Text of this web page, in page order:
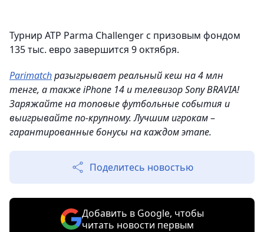
Турнир ATP Parma Challenger c призовым фондом
135 тыс. евро завершится 9 октября.
Parimatchразыгрывает реальный кеш на 4 млн
тенге, а также iPhone 14 и телевизор Sony BRAVIA!
Заряжайте на топовые футбольные события и
выигрывайте по-крупному. Лучшим игрокам–
гарантированные бонусы на каждом этапе.
Поделитесь новостью
Добавить в Google, чтобы
читать новости первым